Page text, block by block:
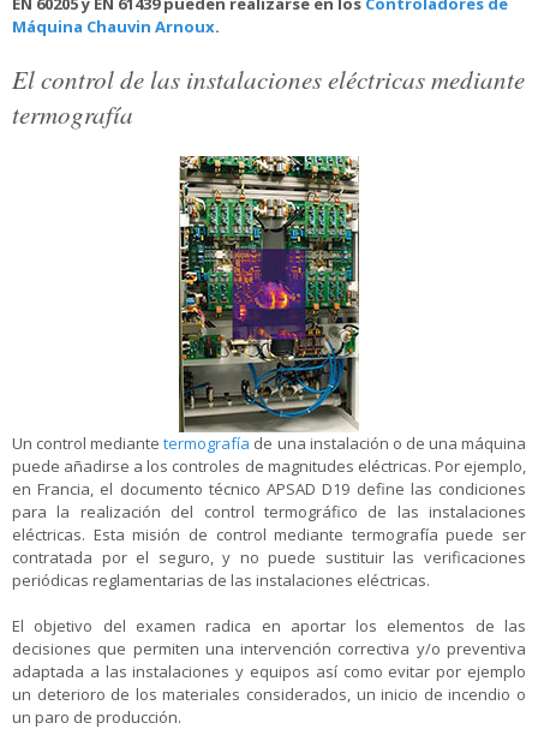
Máquina Chauvin Arnoux.
El control de las instalaciones eléctricas mediante
termografía
Un control mediantetermografía de una instalación o de una máquina
puede añadirse a los controles de magnitudes eléctricas. Por ejemplo,
en Francia, el documento técnico APSAD D19 define las condiciones
para la realización del control termográfico de las instalaciones
eléctricas. Esta misión de control mediante termografía puede ser
contratada por el seguro, y no puede sustituir las verificaciones
periódicas reglamentarias de las instalaciones eléctricas.
El objetivo del examen radica en aportar los elementos de las
decisiones que permiten una intervención correctiva y/o preventiva
adaptada a las instalaciones y equipos así como evitar por ejemplo
un deterioro de los materiales considerados, un inicio de incendio o
un paro de producción.